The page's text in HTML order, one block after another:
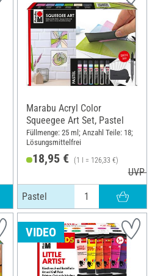
Marabu Acryl Color
Squeegee Art Set, Pastel
Füllmenge: 25 ml; Anzahl Teile: 18;
Lösungsmittelfrei
18,95 € (1 l = 126,33 €)
UVP
Pastel
VIDEO